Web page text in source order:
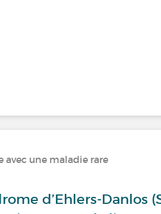
avec une maladie rare
d’Ehlers-Danlos